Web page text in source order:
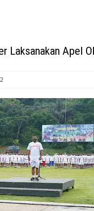
Apel